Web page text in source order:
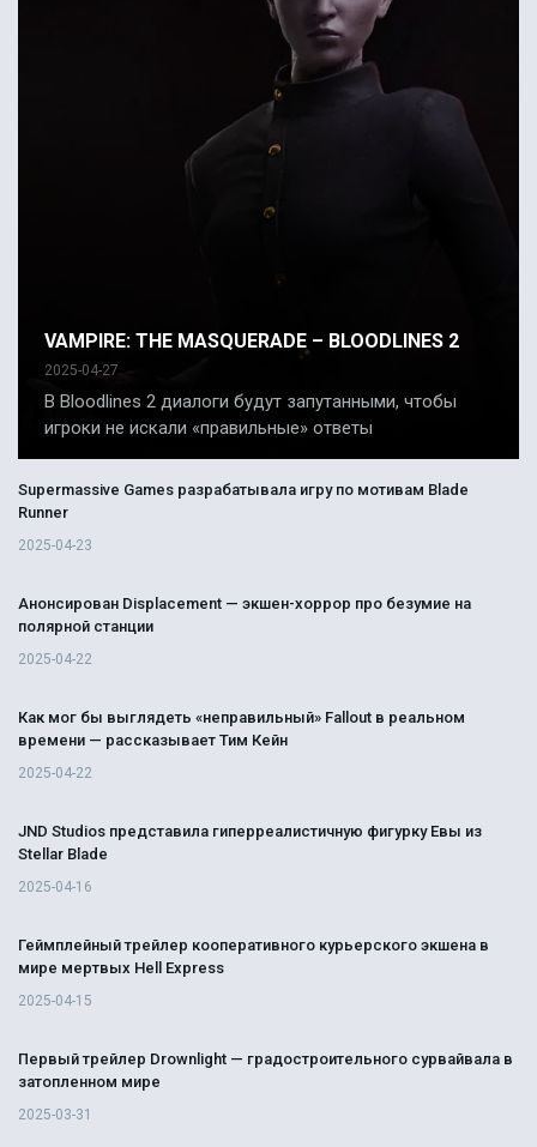
VAMPIRE: THE MASQUERADE – BLOODLINES 2
2025-04-27
В Bloodlines 2 диалоги будут запутанными, чтобы
игроки не искали «правильные» ответы
Supermassive Games разрабатывала игру по мотивам Blade
Runner
2025-04-23
Анонсирован Displacement — экшен-хоррор про безумие на
полярной станции
2025-04-22
Как мог бы выглядеть «неправильный» Fallout в реальном
времени — рассказывает Тим Кейн
2025-04-22
JND Studios представила гиперреалистичную фигурку Евы из
Stellar Blade
2025-04-16
Геймплейный трейлер кооперативного курьерского экшена в
мире мертвых Hell Express
2025-04-15
Первый трейлер Drownlight — градостроительного сурвайвала в
затопленном мире
2025-03-31